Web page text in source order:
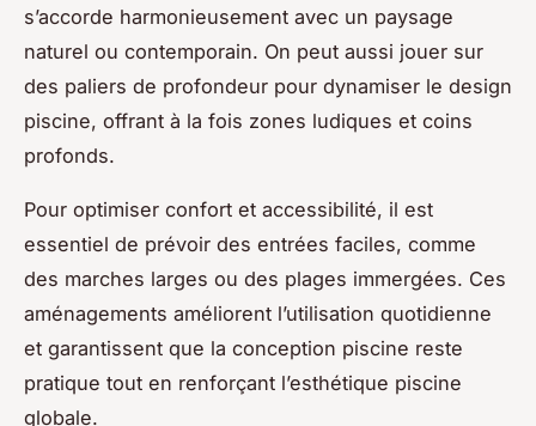
s’accorde harmonieusement avec un paysage
naturel ou contemporain. On peut aussi jouer sur
des paliers de profondeur pour dynamiser le design
piscine, offrant à la fois zones ludiques et coins
profonds.
Pour optimiser confort et accessibilité, il est
essentiel de prévoir des entrées faciles, comme
des marches larges ou des plages immergées. Ces
aménagements améliorent l’utilisation quotidienne
et garantissent que la conception piscine reste
pratique tout en renforçant l’esthétique piscine
globale.